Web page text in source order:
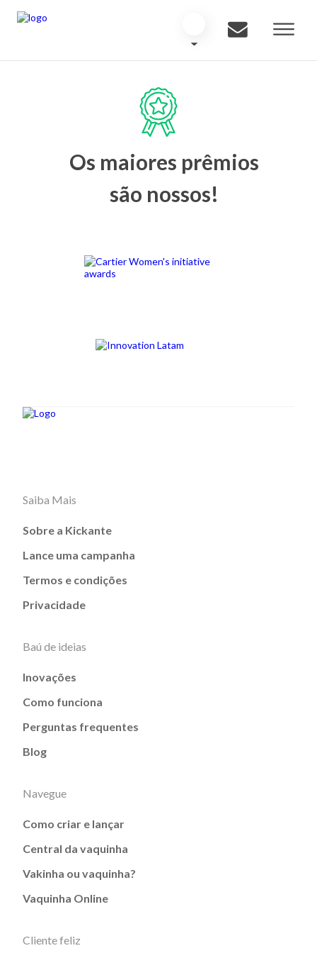
Os maiores prêmios
são nossos!
Saiba Mais
Sobre a Kickante
Lance uma campanha
Termos e condições
Privacidade
Baú de ideias
Inovações
Como funciona
Perguntas frequentes
Blog
Navegue
Como criar e lançar
Central da vaquinha
Vakinha ou vaquinha?
Vaquinha Online
Cliente feliz